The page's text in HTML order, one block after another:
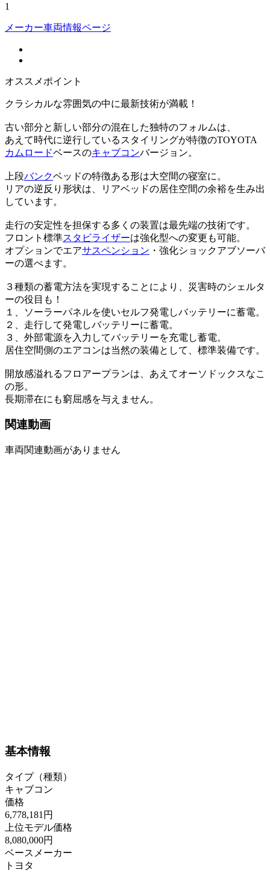
1
メーカー車両情報ページ
オススメポイント
クラシカルな雰囲気の中に最新技術が満載！
古い部分と新しい部分の混在した独特のフォルムは、
あえて時代に逆行しているスタイリングが特徴のTOYOTA
カムロードベースのキャブコンバージョン。
上段バンクベッドの特徴ある形は大空間の寝室に。
リアの逆反り形状は、リアベッドの居住空間の余裕を生み出
しています。
走行の安定性を担保する多くの装置は最先端の技術です。
フロント標準スタビライザーは強化型への変更も可能。
オプションでエアサスペンション ・強化ショックアブソーバ
ーの選べます。
３種類の蓄電方法を実現することにより、災害時のシェルタ
ーの役目も！
１、ソーラーパネルを使いセルフ発電しバッテリーに蓄電。
２、走行して発電しバッテリーに蓄電。
３、外部電源を入力してバッテリーを充電し蓄電。
居住空間側のエアコンは当然の装備として、標準装備です。
開放感溢れるフロアープランは、あえてオーソドックスなこ
の形。
長期滞在にも窮屈感を与えません。
関連動画
車両関連動画がありません
基本情報
タイプ（種類）
キャブコン
価格
6,778,181円
上位モデル価格
8,080,000円
ベースメーカー
トヨタ